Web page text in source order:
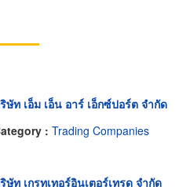
ษัท เอ็ม เอ็น อาร์ เอ็กซ์ปอร์ต จำกัด
: Trading Companies
ษัท เกรทเทอร์อินเตอร์เทรด จำกัด